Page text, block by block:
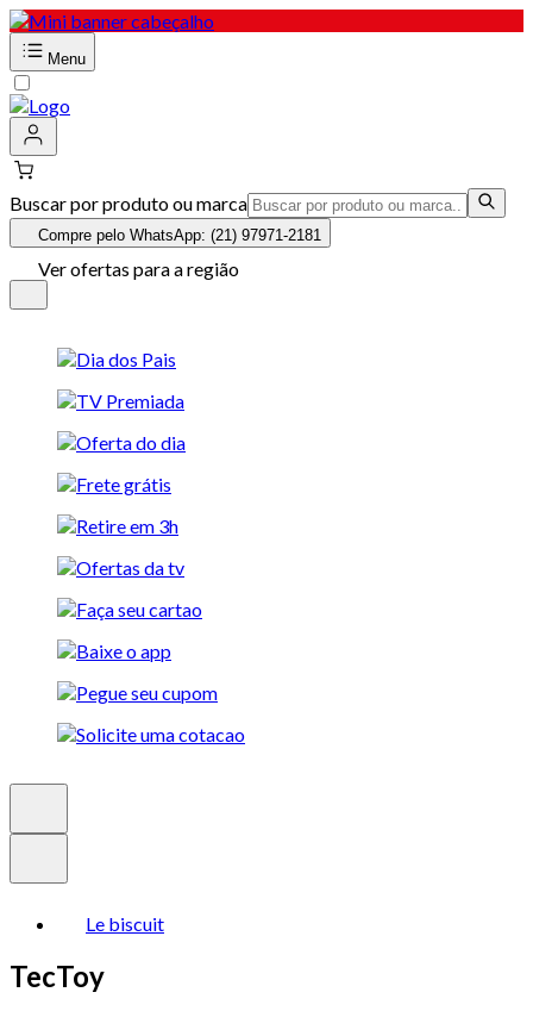
Menu
Buscar por produto ou marca
Compre pelo WhatsApp: (21) 97971-2181
Ver ofertas para a região
Le biscuit
TecToy